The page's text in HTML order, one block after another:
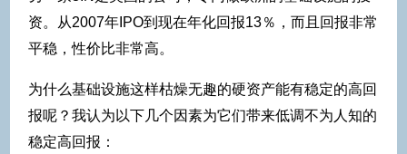
资。从2007年IPO到现在年化回报13％，而且回报非常
平稳，性价比非常高。
为什么基础设施这样枯燥无趣的硬资产能有稳定的高回
报呢？我认为以下几个因素为它们带来低调不为人知的
稳定高回报：